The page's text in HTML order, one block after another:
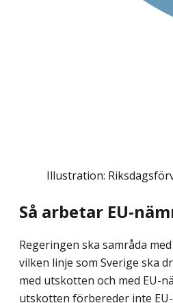
Illustration:
Så arbetar EU-
Regeringen ska samråda
vilken linje som Sverige ska
med utskotten och med EU-
utskotten förbereder inte